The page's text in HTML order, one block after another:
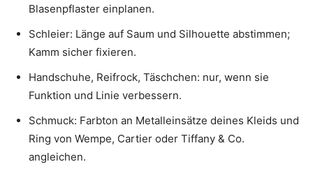
Blasenpflaster einplanen.
Schleier: Länge auf Saum und Silhouette abstimmen;
Kamm sicher fixieren.
Handschuhe, Reifrock, Täschchen: nur, wenn sie
Funktion und Linie verbessern.
Schmuck: Farbton an Metalleinsätze deines Kleids und
Ring von Wempe, Cartier oder Tiffany & Co.
angleichen.